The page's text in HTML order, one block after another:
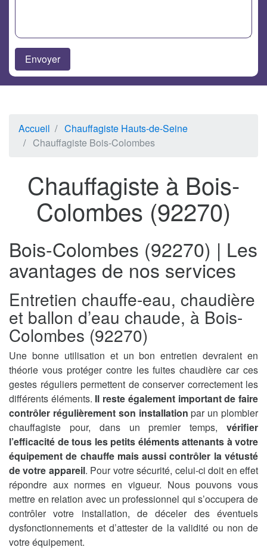
Accueil
Chauffagiste Hauts-de-Seine
Chauffagiste Bois-Colombes
Chauffagiste à Bois-
Colombes (92270)
Bois-Colombes (92270) | Les
avantages de nos services
Entretien chauffe-eau, chaudière
et ballon d’eau chaude, à Bois-
Colombes (92270)
Une bonne utilisation et un bon entretien devraient en
théorie vous protéger contre les fuites chaudière car ces
gestes réguliers permettent de conserver correctement les
différents éléments. Il reste également important de faire
contrôler régulièrement son installation par un plombier
chauffagiste pour, dans un premier temps, vérifier
l’efficacité de tous les petits éléments attenants à votre
équipement de chauffe mais aussi contrôler la vétusté
de votre appareil. Pour votre sécurité, celui-ci doit en effet
répondre aux normes en vigueur. Nous pouvons vous
mettre en relation avec un professionnel qui s’occupera de
contrôler votre installation, de déceler des éventuels
dysfonctionnements et d’attester de la validité ou non de
votre équipement.